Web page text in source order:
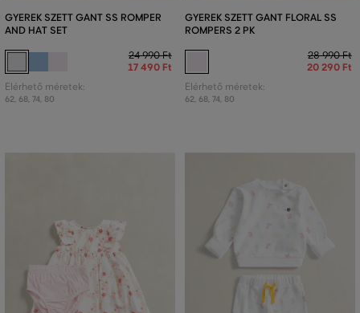
GYEREK SZETT GANT SS ROMPER
AND HAT SET
24 990 Ft
17 490 Ft
Elérhető méretek:
62, 68, 74, 80
GYEREK SZETT GANT FLORAL SS
ROMPERS 2 PK
28 990 Ft
20 290 Ft
Elérhető méretek:
62, 68, 74, 80